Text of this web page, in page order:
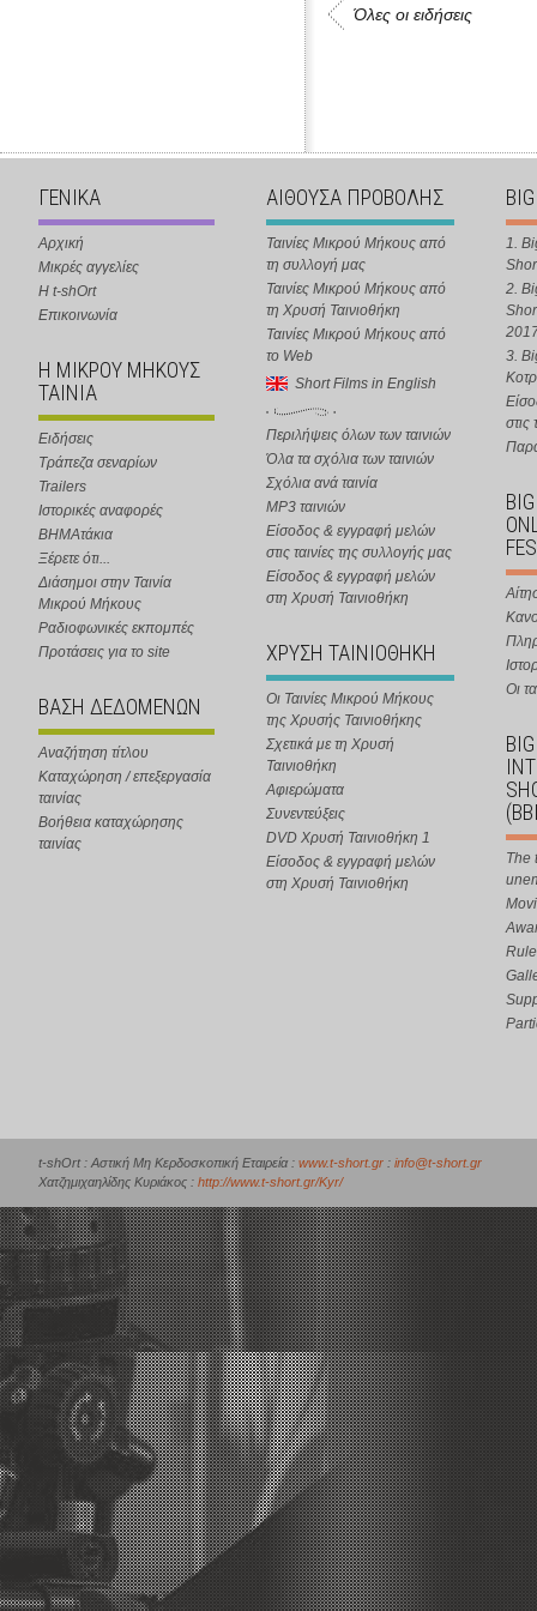
Όλες οι ειδήσεις
ΓΕΝΙΚΑ
Αρχική
Μικρές αγγελίες
Η t-shOrt
Επικοινωνία
Η ΜΙΚΡΟΥ ΜΗΚΟΥΣ
ΤΑΙΝΙΑ
Ειδήσεις
Τράπεζα σεναρίων
Trailers
Ιστορικές αναφορές
ΒΗΜΑτάκια
Ξέρετε ότι...
Διάσημοι στην Ταινία
Μικρού Μήκους
Ραδιοφωνικές εκπομπές
Προτάσεις για το site
ΒΑΣΗ ΔΕΔΟΜΕΝΩΝ
Αναζήτηση τίτλου
Καταχώρηση / επεξεργασία
ταινίας
Βοήθεια καταχώρησης
ταινίας
ΑΙΘΟΥΣΑ ΠΡΟΒΟΛΗΣ
Ταινίες Μικρού Μήκους από
τη συλλογή μας
Ταινίες Μικρού Μήκους από
τη Χρυσή Ταινιοθήκη
Ταινίες Μικρού Μήκους από
το Web
Short Films in English
Περιλήψεις όλων των ταινιών
Όλα τα σχόλια των ταινιών
Σχόλια ανά ταινία
MP3 ταινιών
Είσοδος & εγγραφή μελών
στις ταινίες της συλλογής μας
Είσοδος & εγγραφή μελών
στη Χρυσή Ταινιοθήκη
ΧΡΥΣΗ ΤΑΙΝΙΟΘΗΚΗ
Οι Ταινίες Μικρού Μήκους
της Χρυσής Ταινιοθήκης
Σχετικά με τη Χρυσή
Ταινιοθήκη
Αφιερώματα
Συνεντεύξεις
DVD Χρυσή Ταινιοθήκη 1
Είσοδος & εγγραφή μελών
στη Χρυσή Ταινιοθήκη
1.
2.
3.
στις
Οι
The
t-shOrt : Αστική Μη Κερδοσκοπική Εταιρεία : www.t-short.gr : info@t-short.gr
Χατζημιχαηλίδης Κυριάκος : http://www.t-short.gr/Kyr/